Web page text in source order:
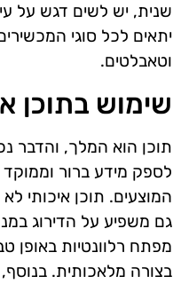
שנית, יש לשים דגש על
יתאים לכל סוגי
וטאבלטים.
שימוש בתוכן
תוכן הוא המלך, והדבר
לספק מידע ברור
המוצעים. תוכן איכותי
גם משפיע על הדירוג
מפתח רלוונטיות באופן
בצורה מלאכותית. בנוסף,